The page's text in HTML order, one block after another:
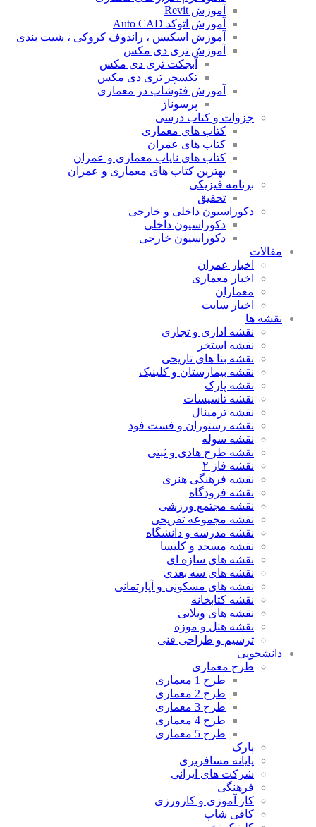
آموزش Revit
آموزش اتوکد Auto CAD
آموزش اسکیس ، راندوف کروکی ، شیت بندی
آموزش تری دی مکس
آبجکت تری دی مکس
تکسچر تری دی مکس
آموزش فتوشاپ در معماری
پرسوناژ
جزوات و کتاب درسی
کتاب های معماری
کتاب های عمران
کتاب های نایاب معماری و عمران
بهترین کتاب های معماری و عمران
برنامه فیزیکی
تحقیق
دکوراسیون داخلی و خارجی
دکوراسیون داخلی
دکوراسیون خارجی
مقالات
اخبار عمران
اخبار معماری
معماران
اخبار سایت
نقشه ها
نقشه اداری و تجاری
نقشه استخر
نقشه بنا های تاریخی
نقشه بیمارستان و کلینیک
نقشه پارک
نقشه تاسیسات
نقشه ترمینال
نقشه رستوران و فست فود
نقشه سوله
نقشه طرح هادی و ثبتی
نقشه فاز ۲
نقشه فرهنگی هنری
نقشه فرودگاه
نقشه مجتمع ورزشی
نقشه مجموعه تفریحی
نقشه مدرسه و دانشگاه
نقشه مسجد و کلیسا
نقشه های سازه ای
نقشه های سه بعدی
نقشه های مسکونی و آپارتمانی
نقشه کتابخانه
نقشه های ویلایی
نقشه هتل و موزه
ترسیم و طراحی فنی
دانشجویی
طرح معماری
طرح 1 معماری
طرح 2 معماری
طرح 3 معماری
طرح 4 معماری
طرح 5 معماری
پارک
پایانه مسافربری
شرکت های ایرانی
فرهنگی
کار آموزی و کارورزی
کافی شاپ